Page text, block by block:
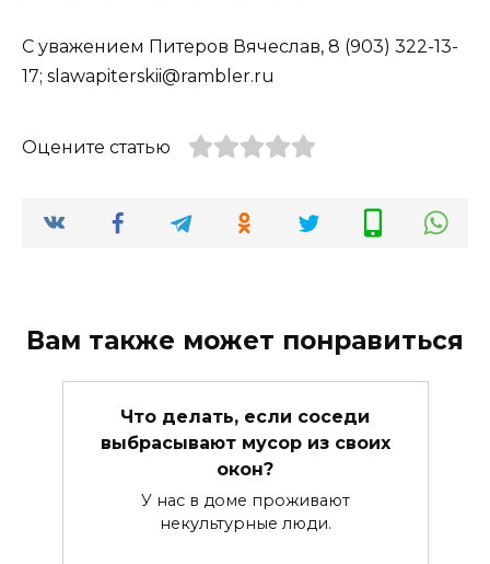
С уважением Питеров Вячеслав, 8 (903) 322-13-
17; slawapiterskii@rambler.ru
Оцените статью
Вам также может понравиться
Что делать, если соседи
выбрасывают мусор из своих
окон?
У нас в доме проживают
некультурные люди.